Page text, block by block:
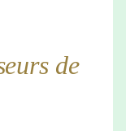
de